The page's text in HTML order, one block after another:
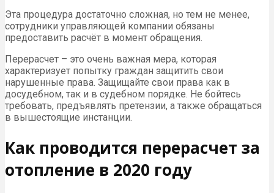
Эта процедура достаточно сложная, но тем не менее,
сотрудники управляющей компании обязаны
предоставить расчёт в момент обращения.
Перерасчет – это очень важная мера, которая
характеризует попытку граждан защитить свои
нарушенные права. Защищайте свои права как в
досудебном, так и в судебном порядке. Не бойтесь
требовать, предъявлять претензии, а также обращаться
в вышестоящие инстанции.
Как проводится перерасчет за
отопление в 2020 году